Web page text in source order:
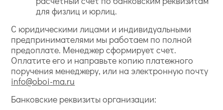
для физлиц и юрлиц.
С юридическими лицами и индивидуальными
предпринимателями мы работаем по полной
предоплате. Менеджер сформирует счет.
Оплатите его и направьте копию платежного
поручения менеджеру, или на электронную почту
info@oboi-ma.ru
Банковские реквизиты организации: